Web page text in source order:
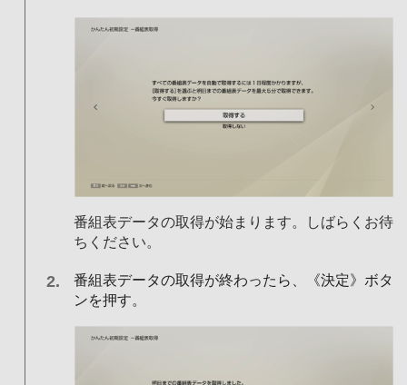
番組表データの取得が始まります。しばらくお待
ちください。
番組表データの取得が終わったら、《決定》ボタ
ンを押す。